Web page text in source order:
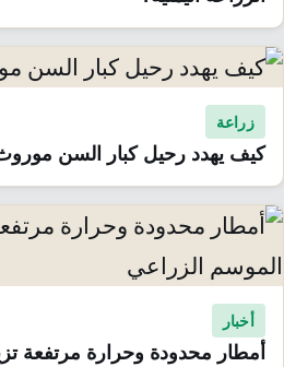
زراعة
كيف يهدد رحيل كبار السن
أخبار
أمطار محدودة وحرارة مرتفعة